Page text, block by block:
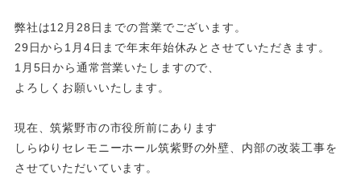
弊社は12月28日までの営業でございます。
29日から1月4日まで年末年始休みとさせていただきます。
1月5日から通常営業いたしますので、
よろしくお願いいたします。
現在、筑紫野市の市役所前にあります
しらゆりセレモニーホール筑紫野の外壁、内部の改装工事を
させていただいています。